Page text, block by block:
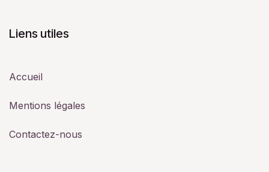
Liens utiles
Accueil
Mentions légales
Contactez-nous